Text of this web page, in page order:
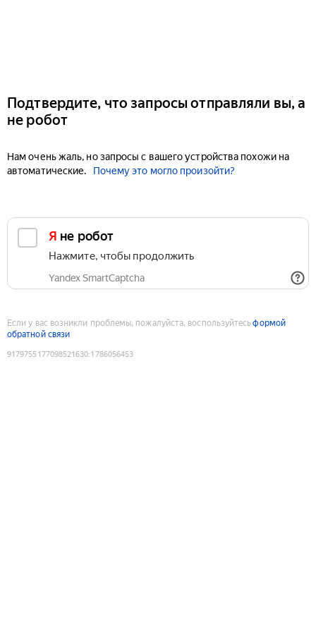
Подтвердите, что запросы отправляли вы, а
не робот
Нам очень жаль, но запросы с вашего устройства похожи на
автоматические.
Почему это могло произойти?
Я не робот
Нажмите, чтобы продолжить
Yandex SmartCaptcha
Если у вас возникли проблемы, пожалуйста, воспользуйтесьформой
обратной связи
9179755177098521630:1786056453